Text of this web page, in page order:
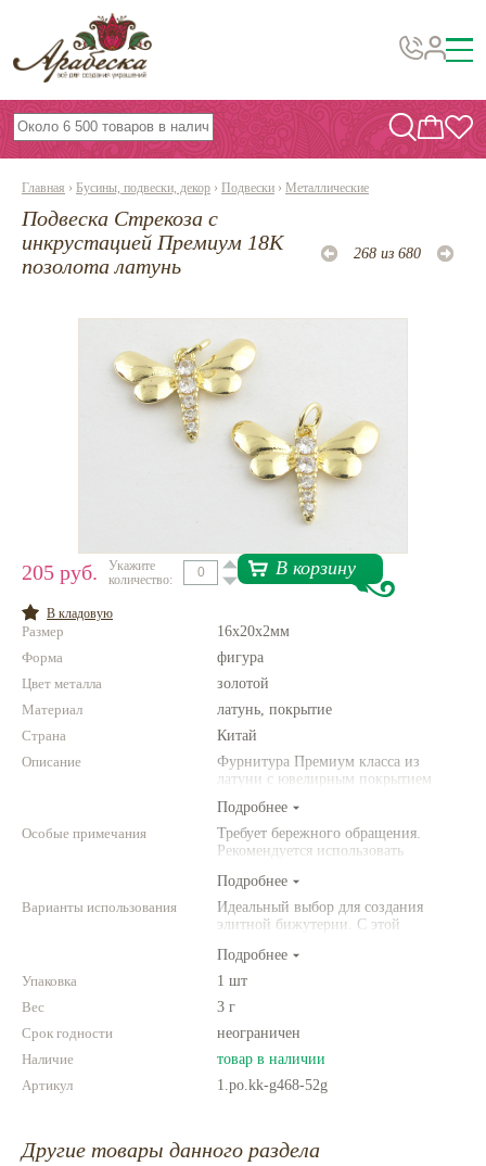
Бусины, подвески, декор
Бисер
Фурнитура
Проволока
Инструменты и материалы
Эпоксидная смола
Шнуры, ленты, нитки
По темам и сезонам
Нетемнеющая фурнитура
Всё для вышивки
Натуральные камни
Фотофорум
Главная › Бусины, подвески, декор › Подвески › Металлические
Подвеска Стрекоза с
инкрустацией Премиум 18К
позолота латунь
268 из 680
205 руб.
Укажите
количество:
В корзину
В кладовую
Размер
16x20x2мм
Форма
фигура
Цвет металла
золотой
Материал
латунь, покрытие
Страна
Китай
Описание
Фурнитура Премиум класса из
латуни с ювелирным покрытием
Подробнее
Особые примечания
Требует бережного обращения.
Рекомендуется использовать
американского производства).
Подробнее
Варианты использования
Идеальный выбор для создания
элитной бижутерии. С этой
выглядеть по-настоящему роскошно!
Подробнее
Упаковка
1 шт
Вес
3 г
Срок годности
неограничен
Наличие
товар в наличии
Артикул
1.po.kk-g468-52g
Другие товары данного раздела